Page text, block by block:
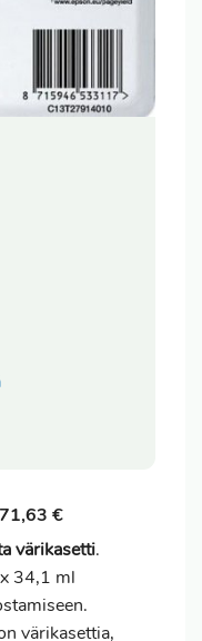
€
värikasetti.
34,1 ml
värikasettia,